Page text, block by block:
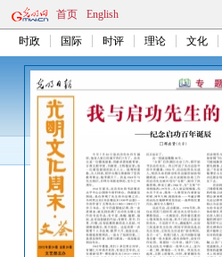
首页 English
时政 国际 时评 理论 文化